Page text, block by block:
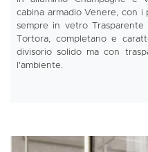
cabina armadio Venere, con
sempre in vetro Trasparente
Tortora, completano e
divisorio solido ma con
l'ambiente.